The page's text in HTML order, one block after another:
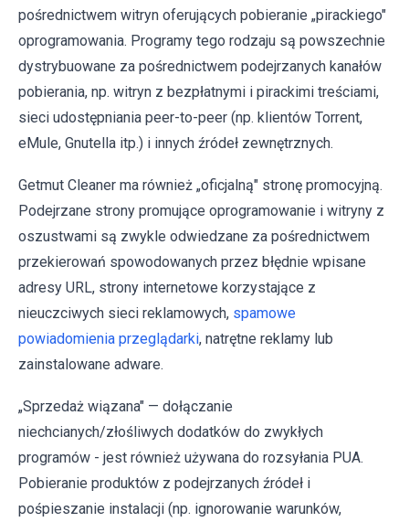
pośrednictwem witryn oferujących pobieranie „pirackiego"
oprogramowania. Programy tego rodzaju są powszechnie
dystrybuowane za pośrednictwem podejrzanych kanałów
pobierania, np. witryn z bezpłatnymi i pirackimi treściami,
sieci udostępniania peer-to-peer (np. klientów Torrent,
eMule, Gnutella itp.) i innych źródeł zewnętrznych.
Getmut Cleaner ma również „oficjalną" stronę promocyjną.
Podejrzane strony promujące oprogramowanie i witryny z
oszustwami są zwykle odwiedzane za pośrednictwem
przekierowań spowodowanych przez błędnie wpisane
adresy URL, strony internetowe korzystające z
nieuczciwych sieci reklamowych, spamowe
powiadomienia przeglądarki, natrętne reklamy lub
zainstalowane adware.
„Sprzedaż wiązana" — dołączanie
niechcianych/złośliwych dodatków do zwykłych
programów - jest również używana do rozsyłania PUA.
Pobieranie produktów z podejrzanych źródeł i
pośpieszanie instalacji (np. ignorowanie warunków,